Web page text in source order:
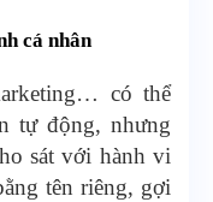
cá nhân
có thể
tự động, nhưng
sát với hành vi
tên riêng, gợi